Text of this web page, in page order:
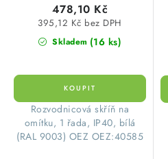
Skladem (16 ks)
395,12 Kč bez DPH
478,10 Kč
​Rozvodnicová skříň na
omítku, 1 řada, IP40, bílá
(RAL 9003) OEZ OEZ:40585